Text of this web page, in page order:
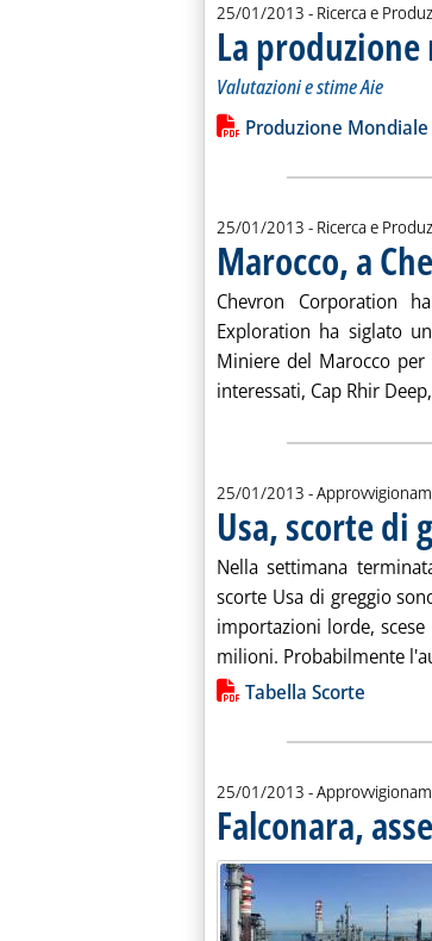
25/01/2013 - Ricerca e
La
Valutazioni e stime Aie
Leggi tutta la notizia: 'La
Lista allegati PDF
Produzione Mondiale
25/01/2013 - Ricerca e
Marocco, a
Chevron Corporation
Exploration ha siglato
Miniere del Marocco
interessati, Cap Rhir
25/01/2013 -
Usa, scorte di
Nella settimana
scorte Usa di greggio
importazioni lorde,
milioni. Probabilmente
Lista allegati PDF
Tabella Scorte
25/01/2013 -
Falconara,